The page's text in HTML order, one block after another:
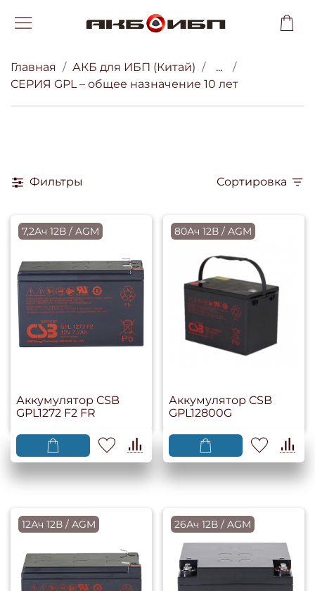
Главная АКБ для ИБП (Китай)
...
СЕРИЯ GPL – общее назначение 10 лет
Фильтры Сортировка
7,2Ач 12В / AGM
Аккумулятор CSB
GPL1272 F2 FR
80Ач 12В / AGM
Аккумулятор CSB
GPL12800G
12Ач 12В / AGM 26Ач 12В / AGM